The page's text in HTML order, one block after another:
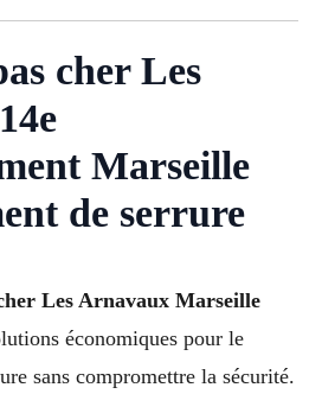
cher Les
Marseille
de serrure
Les Arnavaux Marseille
économiques pour le
sans compromettre la sécurité.